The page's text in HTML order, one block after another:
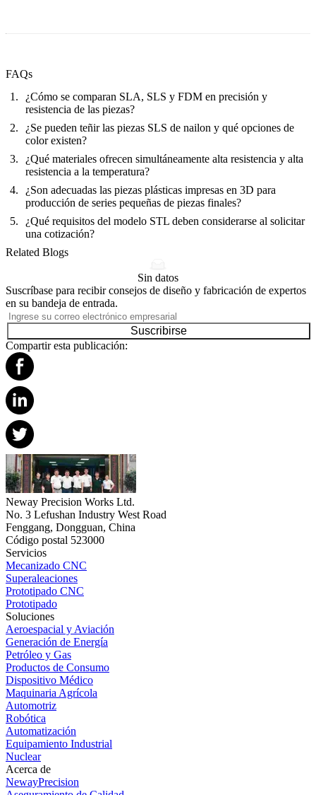
FAQs
¿Cómo se comparan SLA, SLS y FDM en precisión y
resistencia de las piezas?
¿Se pueden teñir las piezas SLS de nailon y qué opciones de
color existen?
¿Qué materiales ofrecen simultáneamente alta resistencia y alta
resistencia a la temperatura?
¿Son adecuadas las piezas plásticas impresas en 3D para
producción de series pequeñas de piezas finales?
¿Qué requisitos del modelo STL deben considerarse al solicitar
una cotización?
Related Blogs
Sin datos
Suscríbase para recibir consejos de diseño y fabricación de expertos
en su bandeja de entrada.
Suscribirse
Compartir esta publicación:
Neway Precision Works Ltd.
No. 3 Lefushan Industry West Road
Fenggang, Dongguan, China
Código postal 523000
Servicios
Mecanizado CNC
Superaleaciones
Prototipado CNC
Prototipado
Soluciones
Aeroespacial y Aviación
Generación de Energía
Petróleo y Gas
Productos de Consumo
Dispositivo Médico
Maquinaria Agrícola
Automotriz
Robótica
Automatización
Equipamiento Industrial
Nuclear
Acerca de
NewayPrecision